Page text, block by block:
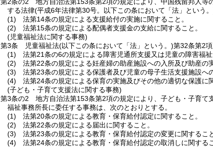
する法律(平成6年法律第30号。以下この条において「法」という
(1)
法第14条の規定による支援給付の実施に関すること。
(2)
法第15条の規定による配偶者支援金の支給に関すること。
(児童福祉法に関する事務)
第3条
児童福祉法(以下この条において「法」という。)第32条第2
(1)
法第21条の6の規定による障害児通所支援又は児童の障害福
(2)
法第22条の規定による妊産婦の助産施設への入所及び助産の
(3)
法第23条の規定による保護者及び児童の母子生活支援施設へ
(4)
法第24条の規定による保育の実施及びその他の適切な保護に
(子ども・子育て支援法に関する事務)
第3条の2
地方自治法第153条第2項の規定により、子ども・子育て
福祉事務所長に委任する事務は、次のとおりとする。
(1)
法第20条の規定による教育・保育給付認定に関すること。
(2)
法第22条の規定による届出に関すること。
(3)
法第23条の規定による教育・保育給付認定の変更に関すること
(4)
法第24条の規定による教育・保育給付認定の取消しに関する